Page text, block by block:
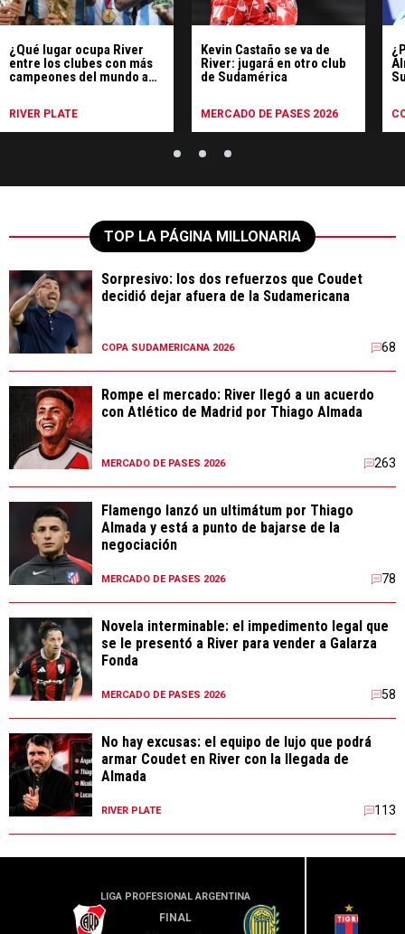
¿Qué lugar ocupa River
entre los clubes con más
campeones del mundo a
RIVER PLATE
Kevin Castaño se va de
River: jugará en otro club
de Sudamérica
MERCADO DE PASES 2026
TOP LA PÁGINA MILLONARIA
Sorpresivo: los dos refuerzos que Coudet
decidió dejar afuera de la Sudamericana
COPA SUDAMERICANA 2026 68
Rompe el mercado: River llegó a un acuerdo
con Atlético de Madrid por Thiago Almada
MERCADO DE PASES 2026 263
Flamengo lanzó un ultimátum por Thiago
Almada y está a punto de bajarse de la
negociación
MERCADO DE PASES 2026 78
Novela interminable: el impedimento legal que
se le presentó a River para vender a Galarza
Fonda
MERCADO DE PASES 2026 58
No hay excusas: el equipo de lujo que podrá
armar Coudet en River con la llegada de
Almada
RIVER PLATE 113
LIGA PROFESIONAL ARGENTINA
FINAL